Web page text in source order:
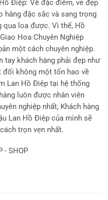
Điệp: Về đặc điểm, vẻ đẹp
hàng đặc sắc và sang trọng
qua loa được. Vì thế, Hồ
Hoa Chuyên Nghiệp
một cách chuyên nghiệp.
tay khách hàng phải đẹp như
đối không một tổn hao về
Lan Hồ Điệp tại hệ thống
luôn được nhân viên
nghiệp nhất, Khách hàng
Lan Hồ Điệp của mình sẽ
trọn vẹn nhất.